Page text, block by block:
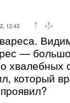
12:43
—
хвалебных
который